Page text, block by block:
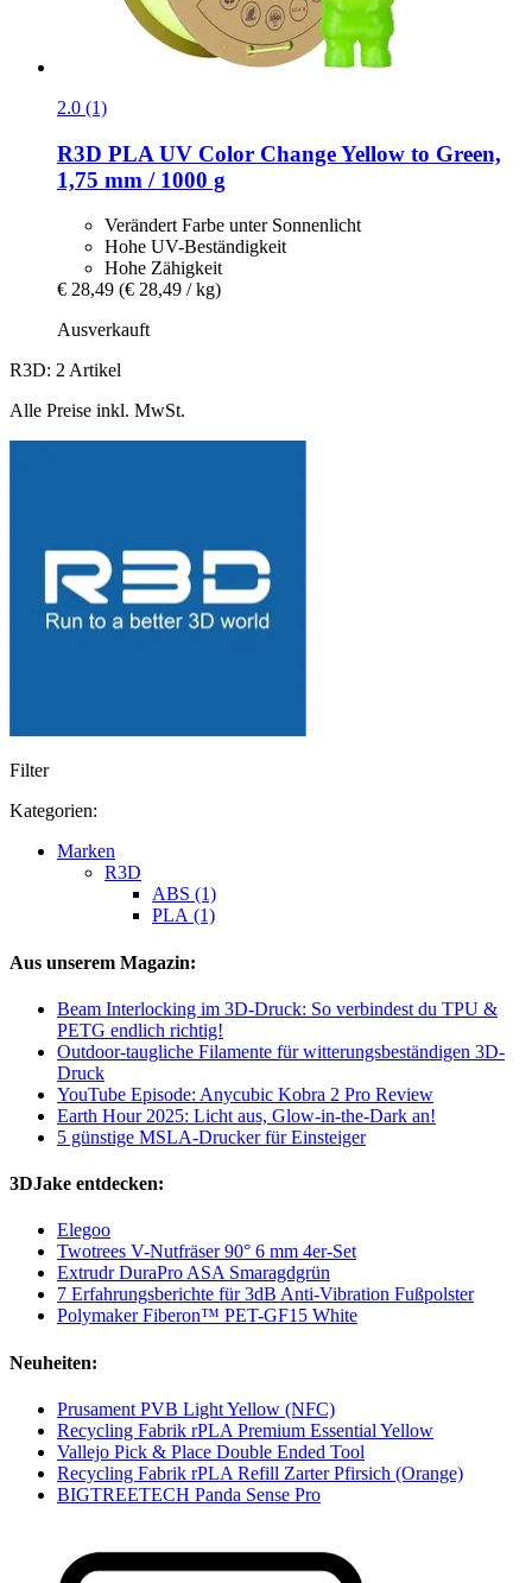
2.0 (1)
R3D PLA UV Color Change Yellow to Green,
1,75 mm / 1000 g
Verändert Farbe unter Sonnenlicht
Hohe UV-Beständigkeit
Hohe Zähigkeit
€ 28,49 (€ 28,49 / kg)
Ausverkauft
R3D: 2 Artikel
Alle Preise inkl. MwSt.
Filter
Kategorien:
Marken
R3D
ABS (1)
PLA (1)
Aus unserem Magazin:
Beam Interlocking im 3D-Druck: So verbindest du TPU &
PETG endlich richtig!
Outdoor-taugliche Filamente für witterungsbeständigen 3D-
Druck
YouTube Episode: Anycubic Kobra 2 Pro Review
Earth Hour 2025: Licht aus, Glow-in-the-Dark an!
5 günstige MSLA-Drucker für Einsteiger
3DJake entdecken:
Elegoo
Twotrees V-Nutfräser 90° 6 mm 4er-Set
Extrudr DuraPro ASA Smaragdgrün
7 Erfahrungsberichte für 3dB Anti-Vibration Fußpolster
Polymaker Fiberon™ PET-GF15 White
Neuheiten:
Prusament PVB Light Yellow (NFC)
Recycling Fabrik rPLA Premium Essential Yellow
Vallejo Pick & Place Double Ended Tool
Recycling Fabrik rPLA Refill Zarter Pfirsich (Orange)
BIGTREETECH Panda Sense Pro